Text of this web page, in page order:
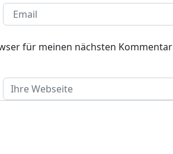
für meinen nächsten Kommentar